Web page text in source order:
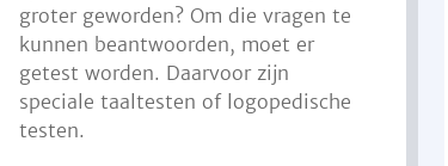
groter geworden? Om die vragen te
kunnen beantwoorden, moet er
getest worden. Daarvoor zijn
speciale taaltesten of logopedische
testen.